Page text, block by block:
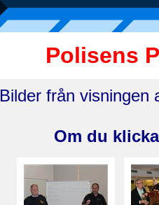
Polisens
Bilder från visningen
Om du